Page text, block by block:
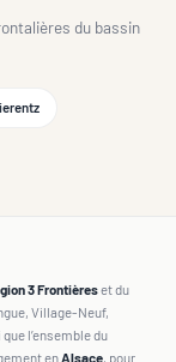
du bassin
3 Frontièreset du
Village-Neuf,
l’ensemble du
enAlsace, pour